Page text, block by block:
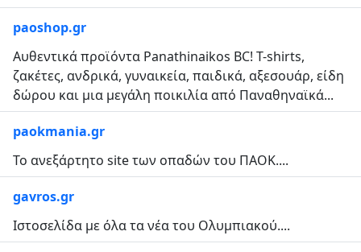
paoshop.gr
Αυθεντικά προϊόντα Panathinaikos BC! T-shirts,
ζακέτες, ανδρικά, γυναικεία, παιδικά, αξεσουάρ, είδη
δώρου και μια μεγάλη ποικιλία από Παναθηναϊκά...
paokmania.gr
Το ανεξάρτητο site των οπαδών του ΠΑΟΚ....
gavros.gr
Ιστοσελίδα με όλα τα νέα του Ολυμπιακού....